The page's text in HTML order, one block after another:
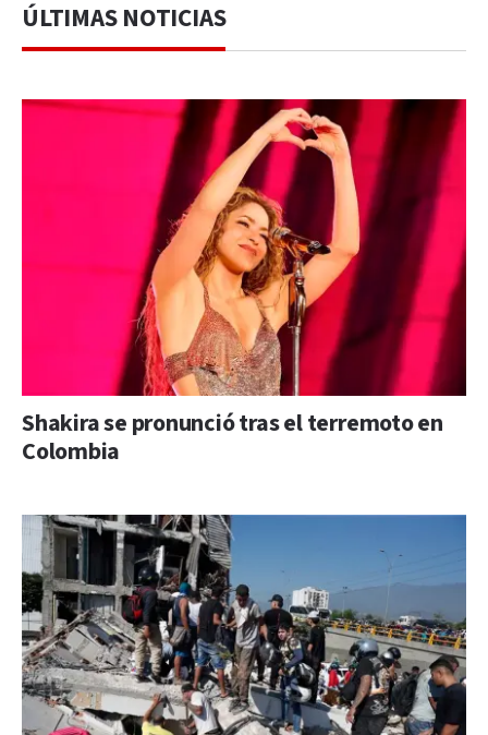
ÚLTIMAS NOTICIAS
Shakira se pronunció tras el terremoto en
Colombia